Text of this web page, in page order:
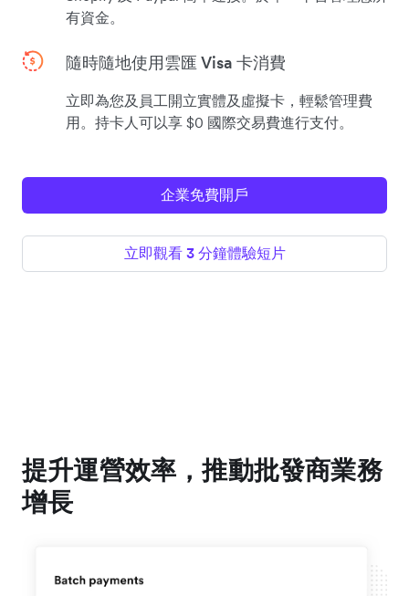
有資金。
隨時隨地使用雲匯 Visa 卡消費
立即為您及員工開立實體及虛擬卡，輕鬆管理費
用。持卡人可以享 $0 國際交易費進行支付。
企業免費開戶
立即觀看 3 分鐘體驗短片
提升運營效率，推動批發商業務
增長